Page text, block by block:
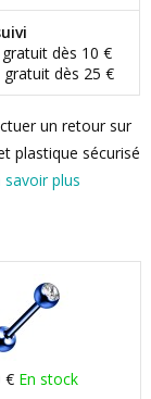
dès 10 €
dès 25 €
un retour sur
plastique sécurisé
savoir plus
€ En stock